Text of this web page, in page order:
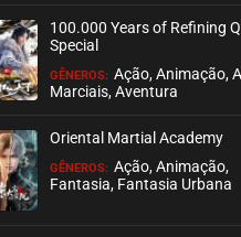
ASSISTIDO
ASSISTIDO
EPISÓDIO 48
COILING DRAGON
100.000 Years of Refining
Special
GÊNEROS: Ação, Animação,
Marciais, Aventura
Oriental Martial Academy
GÊNEROS: Ação, Animação,
Fantasia, Fantasia Urbana